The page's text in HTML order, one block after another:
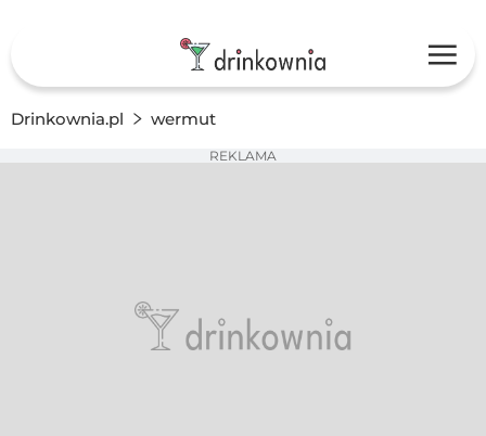
Drinkownia.pl wermut
REKLAMA